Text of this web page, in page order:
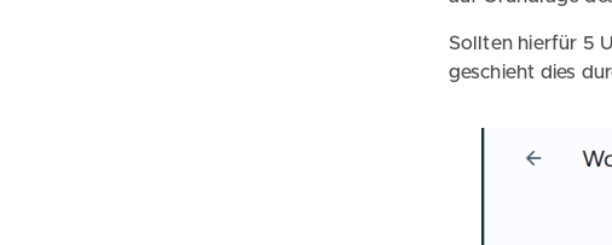
Sollten hierfür 5
geschieht dies